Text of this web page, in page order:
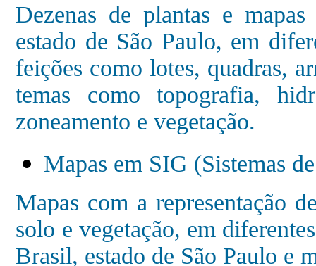
Dezenas de plantas e
estado de São Paulo, em
feições como lotes, quadras,
temas como topografia,
zoneamento e vegetação.
Mapas em SIG (Sistemas
Mapas com a representação
solo e vegetação, em
Brasil, estado de São Paulo e